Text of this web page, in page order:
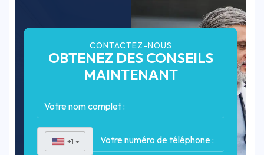
CONTACTEZ-NOUS
OBTENEZ DES CONSEILS
MAINTENANT
+1 ▼